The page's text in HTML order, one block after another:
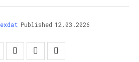
exdat Published 12.03.2026